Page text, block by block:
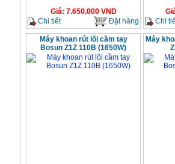
Giá: 7.650.000VND
Chi tiết
Đặt hàng
Chi
Máy khoan rút lõi cầm tay
Bosun Z1Z 110B (1650W)
Máy